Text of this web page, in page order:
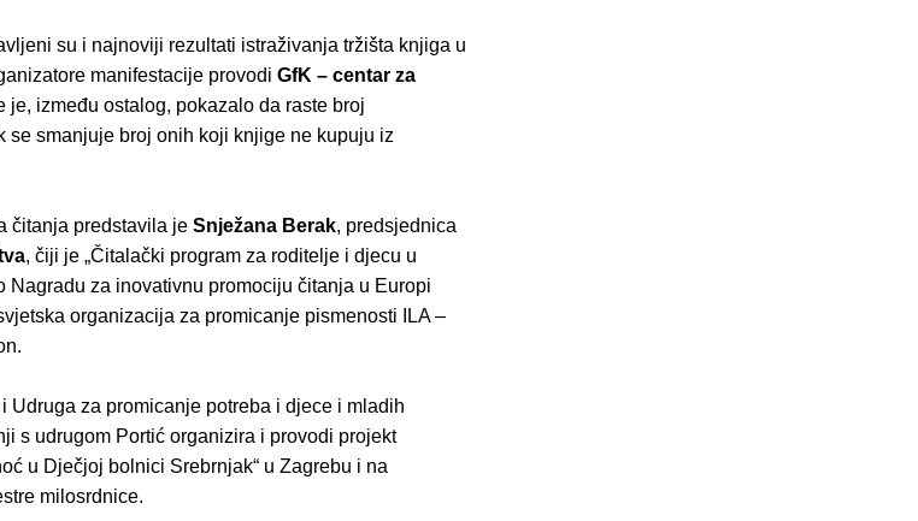
su i najnoviji rezultati istraživanja tržišta knjiga u
manifestacije provodi GfK – centar za
je, između ostalog, pokazalo da raste broj
se smanjuje broj onih koji knjige ne kupuju iz
čitanja predstavila je Snježana Berak, predsjednica
, čiji je „Čitalački program za roditelje i djecu u
Nagradu za inovativnu promociju čitanja u Europi
organizacija za promicanje pismenosti ILA –
Udruga za promicanje potreba i djece i mladih
s udrugom Portić organizira i provodi projekt
u Dječjoj bolnici Srebrnjak“ u Zagrebu i na
milosrdnice.